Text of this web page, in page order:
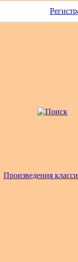
Произведения